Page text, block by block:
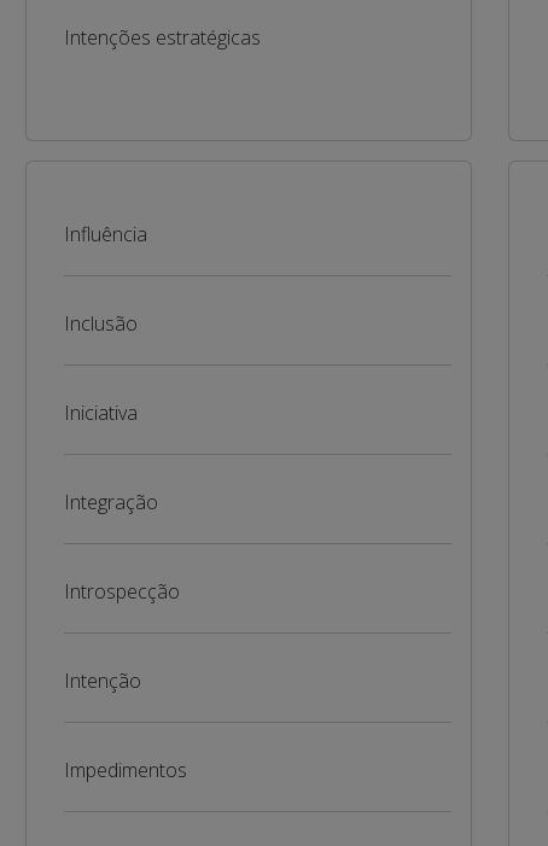
Intenções estratégicas
Influência
Inclusão
Iniciativa
Integração
Introspecção
Intenção
Impedimentos